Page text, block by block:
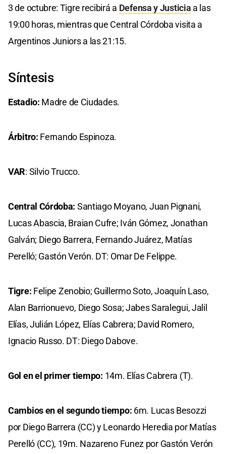
3 de octubre: Tigre recibirá a Defensa y Justicia a las
19:00 horas, mientras que Central Córdoba visita a
Argentinos Juniors a las 21:15.
Síntesis
Estadio: Madre de Ciudades.
Árbitro: Fernando Espinoza.
VAR: Silvio Trucco.
Central Córdoba: Santiago Moyano, Juan Pignani,
Lucas Abascia, Braian Cufre; Iván Gómez, Jonathan
Galván; Diego Barrera, Fernando Juárez, Matías
Perelló; Gastón Verón. DT: Omar De Felippe.
Tigre: Felipe Zenobio; Guillermo Soto, Joaquín Laso,
Alan Barrionuevo, Diego Sosa; Jabes Saralegui, Jalil
Elías, Julián López, Elías Cabrera; David Romero,
Ignacio Russo. DT: Diego Dabove.
Gol en el primer tiempo: 14m. Elías Cabrera (T).
Cambios en el segundo tiempo: 6m. Lucas Besozzi
por Diego Barrera (CC) y Leonardo Heredia por Matías
Perelló (CC), 19m. Nazareno Funez por Gastón Verón